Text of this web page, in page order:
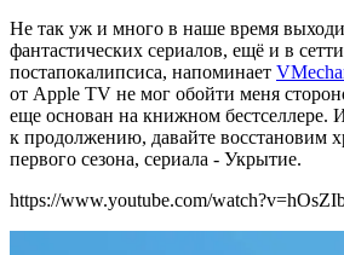
Не так уж и много в наше время
фантастических сериалов, ещё и в
постапокалипсиса, напоминает
от Apple TV не мог обойти меня
еще основан на книжном бестселлере.
к продолжению, давайте восстановим
первого сезона, сериала - Укрытие.
https://www.youtube.com/